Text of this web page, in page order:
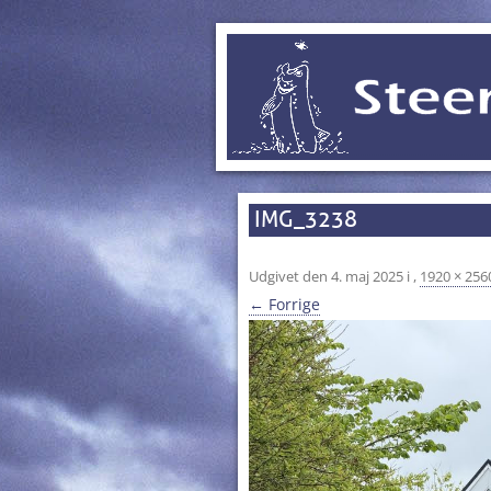
IMG_3238
Udgivet den 4. maj 2025 i , 1920 ×
← Forrige